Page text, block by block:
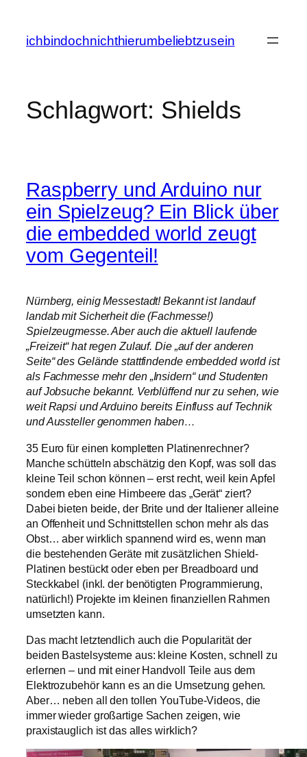
springen
ichbindochnichthierumbeliebtzusein
Schlagwort: Shields
Raspberry und Arduino nur
ein Spielzeug? Ein Blick über
die embedded world zeugt
vom Gegenteil!
Nürnberg, einig Messestadt! Bekannt ist landauf
landab mit Sicherheit die (Fachmesse!)
Spielzeugmesse. Aber auch die aktuell laufende
„Freizeit“ hat regen Zulauf. Die „auf der anderen
Seite“ des Gelände stattfindende embedded world ist
als Fachmesse mehr den „Insidern“ und Studenten
auf Jobsuche bekannt. Verblüffend nur zu sehen, wie
weit Rapsi und Arduino bereits Einfluss auf Technik
und Aussteller genommen haben…
35 Euro für einen kompletten Platinenrechner?
Manche schütteln abschätzig den Kopf, was soll das
kleine Teil schon können – erst recht, weil kein Apfel
sondern eben eine Himbeere das „Gerät“ ziert?
Dabei bieten beide, der Brite und der Italiener alleine
an Offenheit und Schnittstellen schon mehr als das
Obst… aber wirklich spannend wird es, wenn man
die bestehenden Geräte mit zusätzlichen Shield-
Platinen bestückt oder eben per Breadboard und
Steckkabel (inkl. der benötigten Programmierung,
natürlich!) Projekte im kleinen finanziellen Rahmen
umsetzten kann.
Das macht letzt­end­lich auch die Popularität der
beiden Bastelsysteme aus: kleine Kosten, schnell zu
erlernen – und mit einer Handvoll Teile aus dem
Elektrozubehör kann es an die Umsetzung gehen.
Aber… neben all den tollen YouTube-Videos, die
immer wieder großartige Sachen zeigen, wie
praxistauglich ist das alles wirklich?